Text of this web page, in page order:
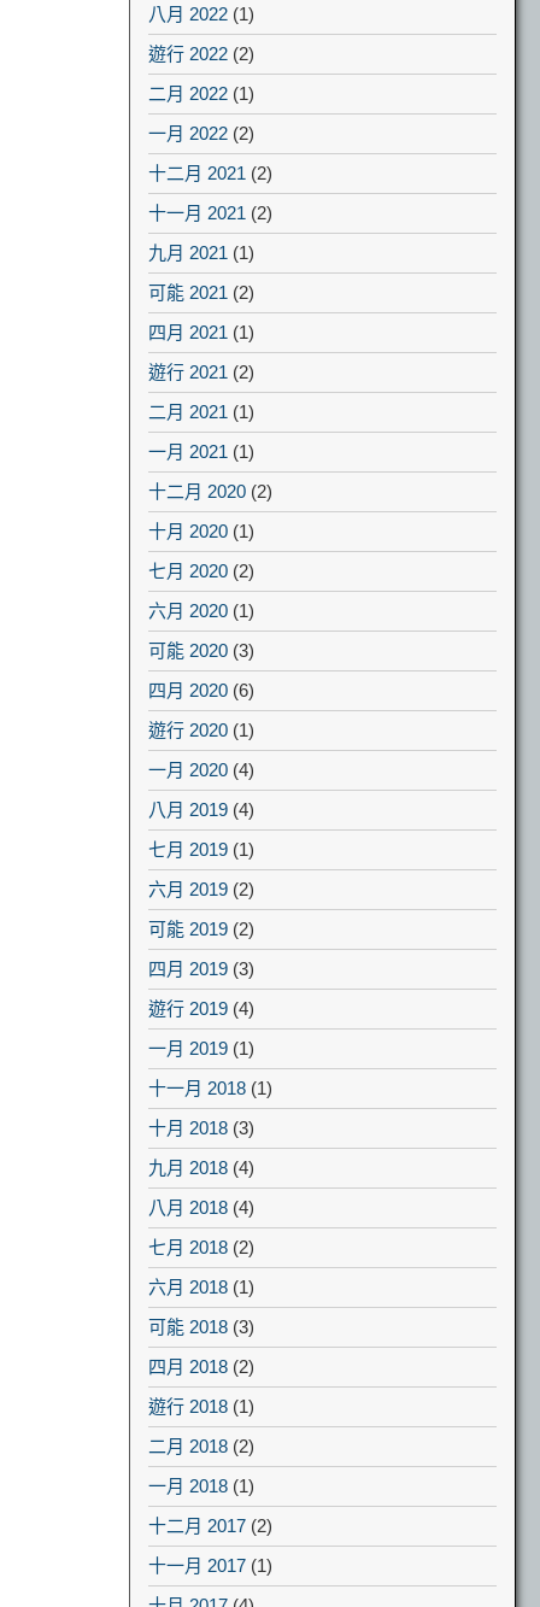
八月 2022 (1)
遊行 2022 (2)
二月 2022 (1)
一月 2022 (2)
十二月 2021 (2)
十一月 2021 (2)
九月 2021 (1)
可能 2021 (2)
四月 2021 (1)
遊行 2021 (2)
二月 2021 (1)
一月 2021 (1)
十二月 2020 (2)
十月 2020 (1)
七月 2020 (2)
六月 2020 (1)
可能 2020 (3)
四月 2020 (6)
遊行 2020 (1)
一月 2020 (4)
八月 2019 (4)
七月 2019 (1)
六月 2019 (2)
可能 2019 (2)
四月 2019 (3)
遊行 2019 (4)
一月 2019 (1)
十一月 2018 (1)
十月 2018 (3)
九月 2018 (4)
八月 2018 (4)
七月 2018 (2)
六月 2018 (1)
可能 2018 (3)
四月 2018 (2)
遊行 2018 (1)
二月 2018 (2)
一月 2018 (1)
十二月 2017 (2)
十一月 2017 (1)